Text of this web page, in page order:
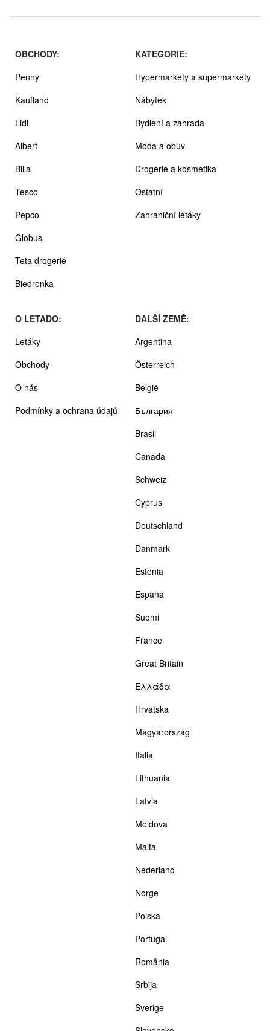
OBCHODY:
Penny
Kaufland
Lidl
Albert
Billa
Tesco
Pepco
Globus
Teta drogerie
Biedronka
KATEGORIE:
Hypermarkety a supermarkety
Nábytek
Bydlení a zahrada
Móda a obuv
Drogerie a kosmetika
Ostatní
Zahraniční letáky
O LETADO:
Letáky
Obchody
O nás
Podmínky a ochrana údajů
DALŠÍ ZEMĚ:
Argentina
Österreich
België
България
Brasil
Canada
Schweiz
Cyprus
Deutschland
Danmark
Estonia
España
Suomi
France
Great Britain
Ελλάδα
Hrvatska
Magyarország
Italia
Lithuania
Latvia
Moldova
Malta
Nederland
Norge
Polska
Portugal
România
Srbija
Sverige